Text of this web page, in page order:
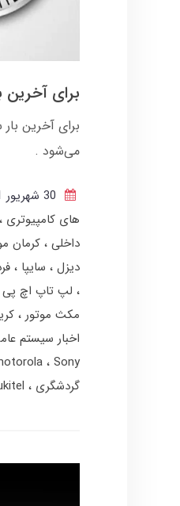
برای
می‌شود .
های کامپیوتری
داخلی کرمان
دیزل
سایپا
لپ تاپ اچ پی
مکث موتور
اخبار سیستم
Sony
گردشگری